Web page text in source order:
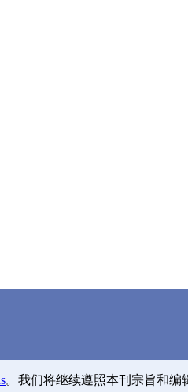
。我们将继续遵照本刊宗旨和编